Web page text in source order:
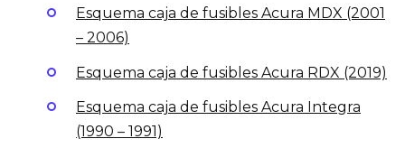
Esquema caja de fusibles Acura MDX (2001
– 2006)
Esquema caja de fusibles Acura RDX (2019)
Esquema caja de fusibles Acura Integra
(1990 – 1991)